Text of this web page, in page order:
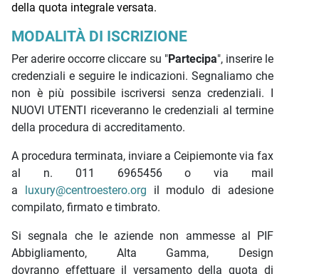
della quota integrale versata.
MODALITÀ DI ISCRIZIONE
Per aderire occorre cliccare su "Partecipa", inserire le
credenziali e seguire le indicazioni. Segnaliamo che
non è più possibile iscriversi senza credenziali. I
NUOVI UTENTI riceveranno le credenziali al termine
della procedura di accreditamento.
A procedura terminata, inviare a Ceipiemonte via fax
al n. 011 6965456 o via mail
a
luxury@centroestero.org il modulo di adesione
compilato, firmato e timbrato.
Si segnala che le aziende non ammesse al PIF
Abbigliamento, Alta Gamma, Design
dovranno effettuare il versamento della quota di